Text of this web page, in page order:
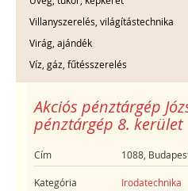
Villanyszerelés, világítástechnika
Virág, ajándék
Víz, gáz, fűtésszerelés
Akciós pénztárgép
pénztárgép 8. kerület
Cím 1088,
Kategória Irodatechnika